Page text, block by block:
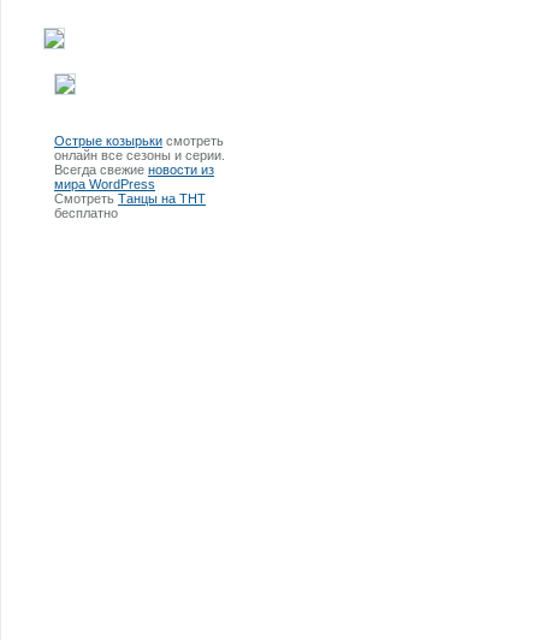
Острые козырьки смотреть
онлайн все сезоны и серии.
Всегда свежие новости из
мира WordPress
Смотреть Танцы на ТНТ
бесплатно